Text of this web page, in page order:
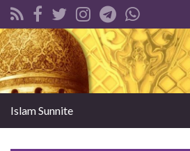
Search for:
Islam Sunnite